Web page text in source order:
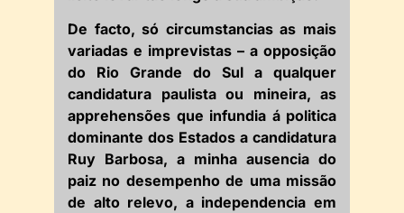
De facto, só circumstancias as mais
variadas e imprevistas – a opposição
do Rio Grande do Sul a qualquer
candidatura paulista ou mineira, as
apprehensões que infundia á politica
dominante dos Estados a candidatura
Ruy Barbosa, a minha ausencia do
paiz no desempenho de uma missão
de alto relevo, a independencia em